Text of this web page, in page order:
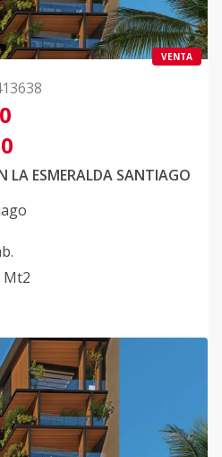
VENTA
LA ESMERALDA SANTIAGO
Mt2